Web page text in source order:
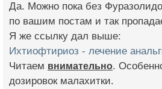
Да. Можно пока без
по вашим постам и так
Я же ссылку дал выше:
Ихтиофтириоз - лечение
Читаем внимательно.
дозировок малахитки.